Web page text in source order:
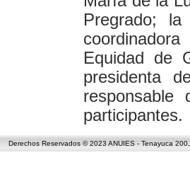
Pregrado;
Equidad de
presidenta
responsable
participantes.
Derechos Reservados © 2023 ANUIES - Tenayuca